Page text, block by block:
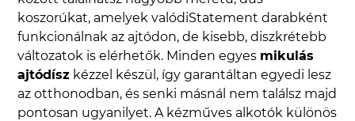
koszorúkat, amelyek valódiStatement darabként
funkcionálnak az ajtódon, de kisebb, diszkrétebb
változatok is elérhetők. Minden egyes mikulás
ajtódísz kézzel készül, így garantáltan egyedi lesz
az otthonodban, és senki másnál nem találsz majd
pontosan ugyanilyet. A kézműves alkotók különös